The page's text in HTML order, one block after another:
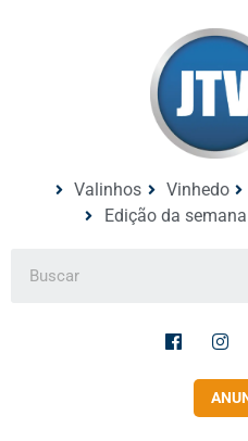
Valinhos Vinhedo
Edição da semana